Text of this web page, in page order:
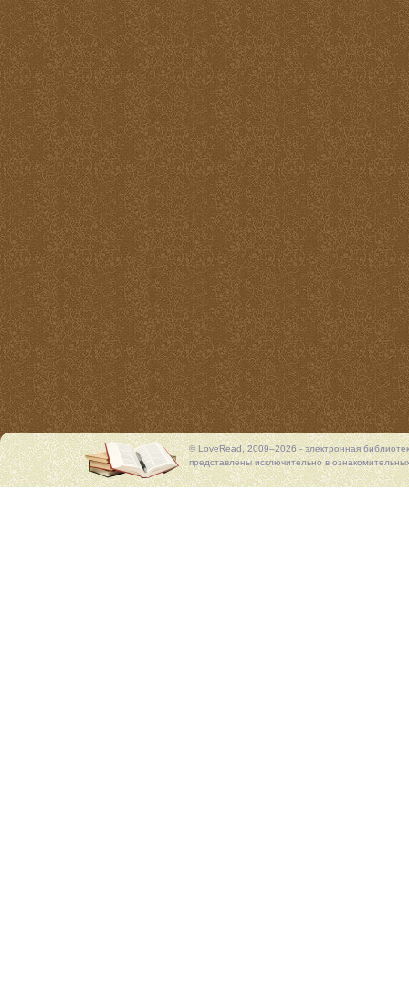
© LoveRead, 2009–2026 - электронная
представлены исключительно в